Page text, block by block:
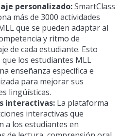
personalizado:SmartClass
más de 3000 actividades
que se pueden adaptar al
y ritmo de
de cada estudiante. Esto
los estudiantes MLL
enseñanza específica e
para mejorar sus
lingüísticas.
interactivas: La plataforma
interactivas que
a los estudiantes en